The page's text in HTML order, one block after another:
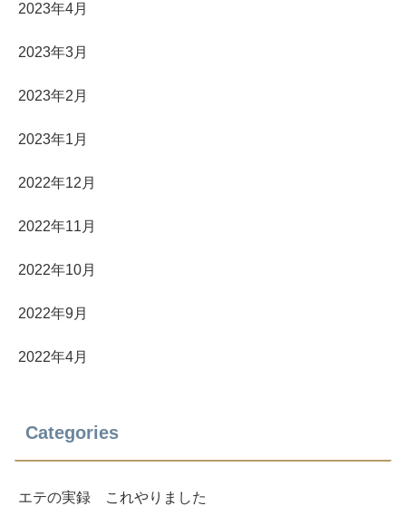
2023年4月
2023年3月
2023年2月
2023年1月
2022年12月
2022年11月
2022年10月
2022年9月
2022年4月
Categories
エテの実録 これやりました